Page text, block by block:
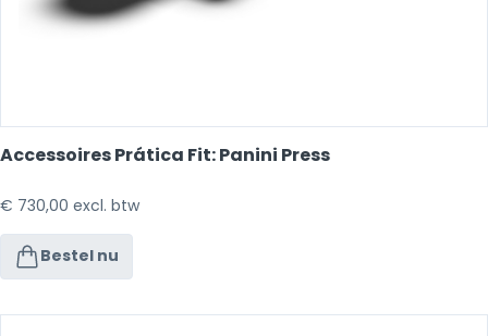
Accessoires Prática Fit: Panini Press
€ 730,00 excl. btw
Bestel nu